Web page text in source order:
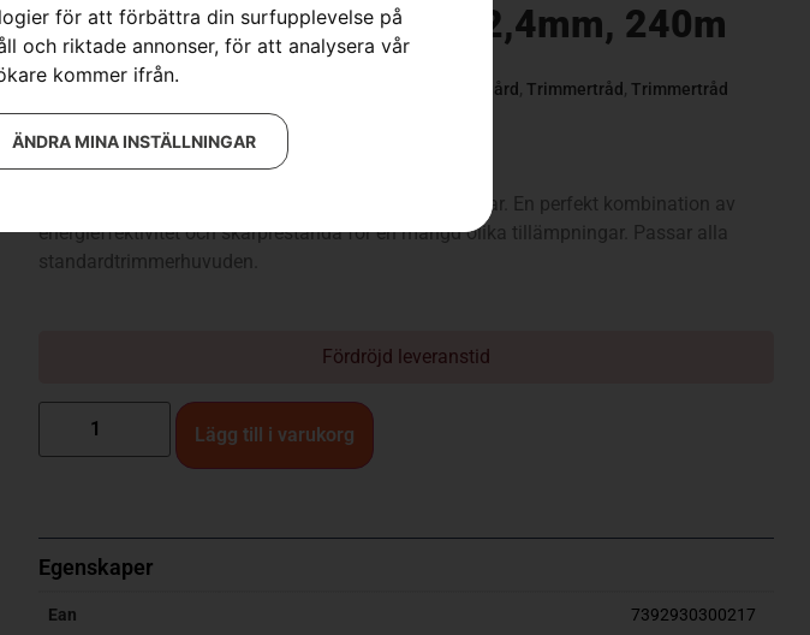
för att förbättra din surfupplevelse på
och riktade annonser, för att analysera vår
kommer ifrån.
ÄNDRA MINA INSTÄLLNINGAR
Trimmerlina Opti Penta Ø2,4mm, 240m
Artikelnummer:
Kategorier:
Trädgård , Trimmertråd , Trimmertråd
439kr
Trimmerlina med femkantig profil för alla tillämpningar. En perfekt kombination av
energieffektivitet och skärprestanda för en mängd olika tillämpningar. Passar alla
standardtrimmerhuvuden.
Fördröjd leveranstid
Lägg till i varukorg
Egenskaper
Ean 7392930300217